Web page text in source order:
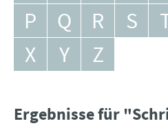
P
Q R S
X
Y Z
Ergebnisse für